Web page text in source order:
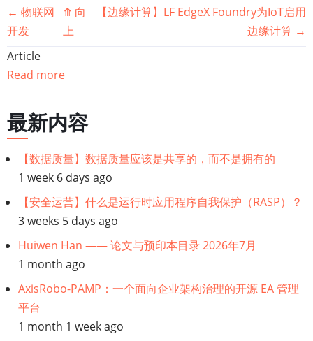
书
遍
历
链
接：
边
缘
计
算
← 物联网
开发
⤊ 向
上
【边缘计算】LF EdgeX Foundry为IoT启用
边缘计算 →
Article
Read more
最新内容
【数据质量】数据质量应该是共享的，而不是拥有的
1 week 6 days ago
【安全运营】什么是运行时应用程序自我保护（RASP）？
3 weeks 5 days ago
Huiwen Han —— 论文与预印本目录 2026年7月
1 month ago
AxisRobo-PAMP：一个面向企业架构治理的开源 EA 管理
平台
1 month 1 week ago